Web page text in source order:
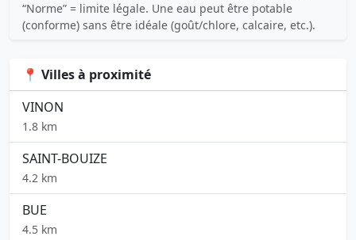
“Norme” = limite légale. Une eau peut être potable
(conforme) sans être idéale (goût/chlore, calcaire, etc.).
📍 Villes à proximité
VINON
1.8 km
SAINT-BOUIZE
4.2 km
BUE
4.5 km